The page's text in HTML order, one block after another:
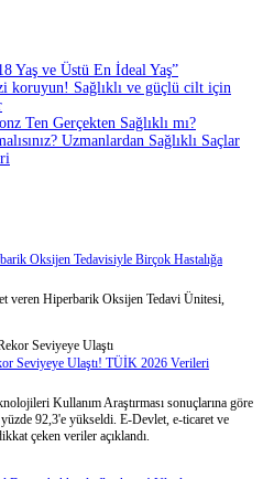
Yaş ve Üstü En İdeal Yaş”
koruyun! Sağlıklı ve güçlü cilt için
Ten Gerçekten Sağlıklı mı?
Uzmanlardan Sağlıklı Saçlar
Oksijen Tedavisiyle Birçok Hastalığa
veren Hiperbarik Oksijen Tedavi Ünitesi,
Seviyeye Ulaştı! TÜİK 2026 Verileri
Kullanım Araştırması sonuçlarına göre
92,3'e yükseldi. E-Devlet, e-ticaret ve
çeken veriler açıklandı.